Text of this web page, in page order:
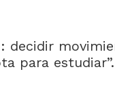
decidir
para estudiar”.